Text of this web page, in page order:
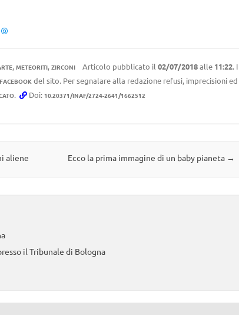
, METEORITI, ZIRCONI Articolo pubblicato il 02/07/2018alle 11:22. I
del sito. Per segnalare alla redazione refusi, imprecisioni ed
. Doi: 10.20371/INAF/2724-2641/1662512
aliene Ecco la prima immagine di un baby pianeta →
il Tribunale di Bologna